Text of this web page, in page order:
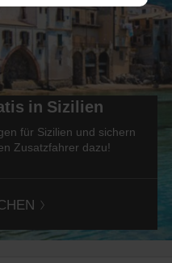
in Sizilien
für Sizilien und sichern
Zusatzfahrer dazu!